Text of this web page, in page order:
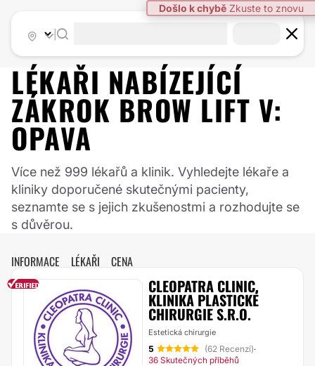
Došlo k chybě Zkuste to znovu
LÉKAŘI NABÍZEJÍCÍ
ZÁKROK BROW LIFT V:
OPAVA
Více než 999 lékařů a klinik. Vyhledejte lékaře a
kliniky doporučené skutečnými pacienty,
seznamte se s jejich zkušenostmi a rozhodujte se
s důvěrou.
INFORMACE LÉKAŘI CENA
CLEOPATRA CLINIC,
KLINIKA PLASTICKÉ
CHIRURGIE S.R.O.
Estetická chirurgie
5 (62 Recenzí)·
36 Skutečných příběhů